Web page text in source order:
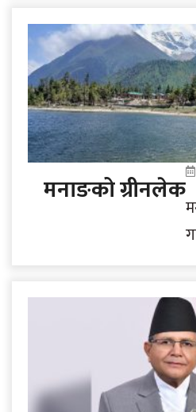
होमस्टे
रोजाइ
मनाङको ग्रीनलेक